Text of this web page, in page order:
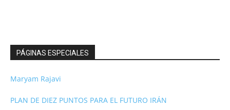
PÁGINAS ESPECIALES
Maryam Rajavi
PLAN DE DIEZ PUNTOS PARA EL FUTURO IRÁN